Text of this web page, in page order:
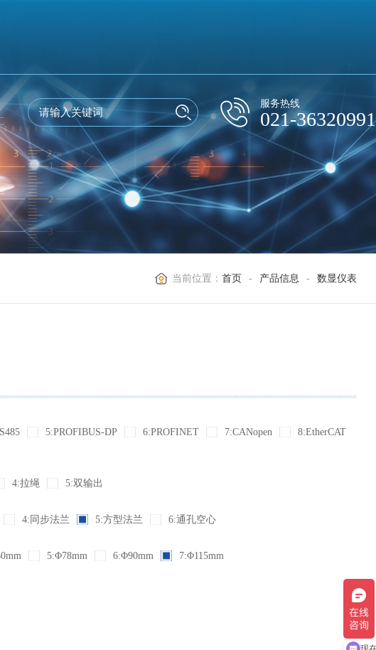
服务热线
021-36320991
当前位置：首页 - 产品信息 - 数显仪表
5:PROFIBUS-DP 6:PROFINET 7:CANopen
8:EtherCAT
4:拉绳 5:双输出
4:同步法兰 5:方型法兰 6:通孔空心
5:Φ78mm 6:Φ90mm 7:Φ115mm